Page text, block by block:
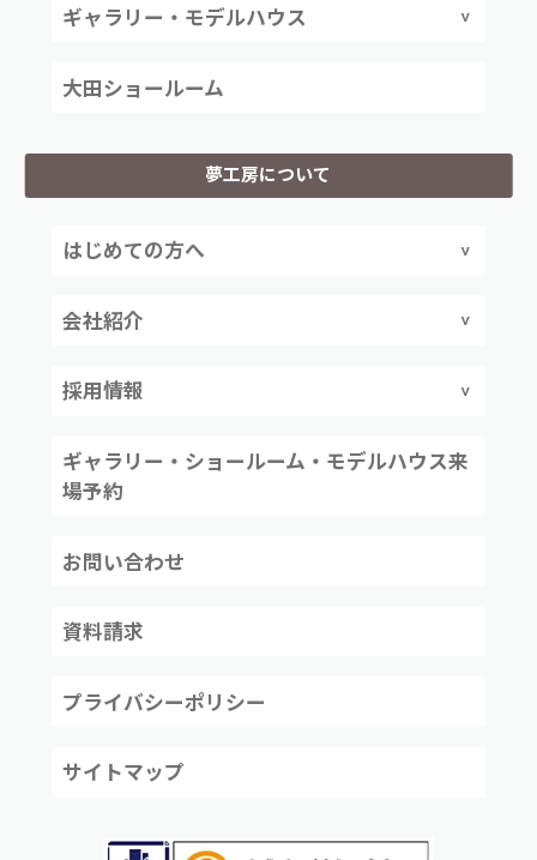
ギャラリー・モデルハウス
大田ショールーム
夢工房について
はじめての方へ
会社紹介
採用情報
ギャラリー・ショールーム・モデルハウス来
場予約
お問い合わせ
資料請求
プライバシーポリシー
サイトマップ